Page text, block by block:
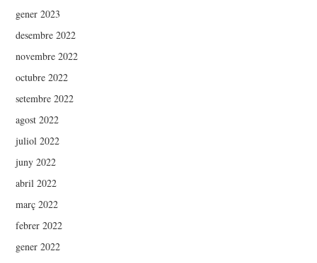
gener 2023
desembre 2022
novembre 2022
octubre 2022
setembre 2022
agost 2022
juliol 2022
juny 2022
abril 2022
març 2022
febrer 2022
gener 2022